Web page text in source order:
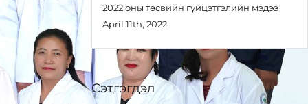
2022 оны төсвийн гүйцэтгэлийн мэдээ
April 11th, 2022
Сэтгэгдэл